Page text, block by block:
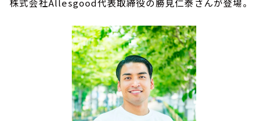
株式会社Allesgood代表取締役の勝見仁泰さんが登場。